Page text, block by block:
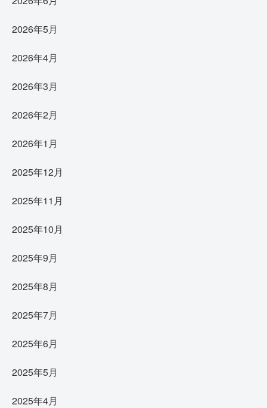
2026年5月
2026年4月
2026年3月
2026年2月
2026年1月
2025年12月
2025年11月
2025年10月
2025年9月
2025年8月
2025年7月
2025年6月
2025年5月
2025年4月